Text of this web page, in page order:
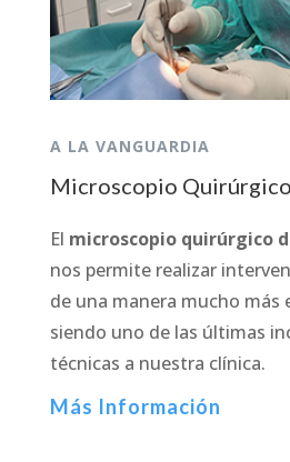
A LA VANGUARDIA
Microscopio
El microscopio quirúrgico
nos permite realizar
de una manera mucho más
siendo uno de las últimas
técnicas a nuestra clínica.
Más Información